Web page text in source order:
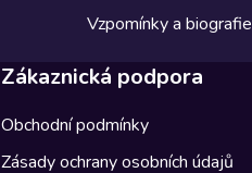
Vzpomínky a biografie
Zákaznická podpora
Obchodní podmínky
Zásady ochrany osobních údajů